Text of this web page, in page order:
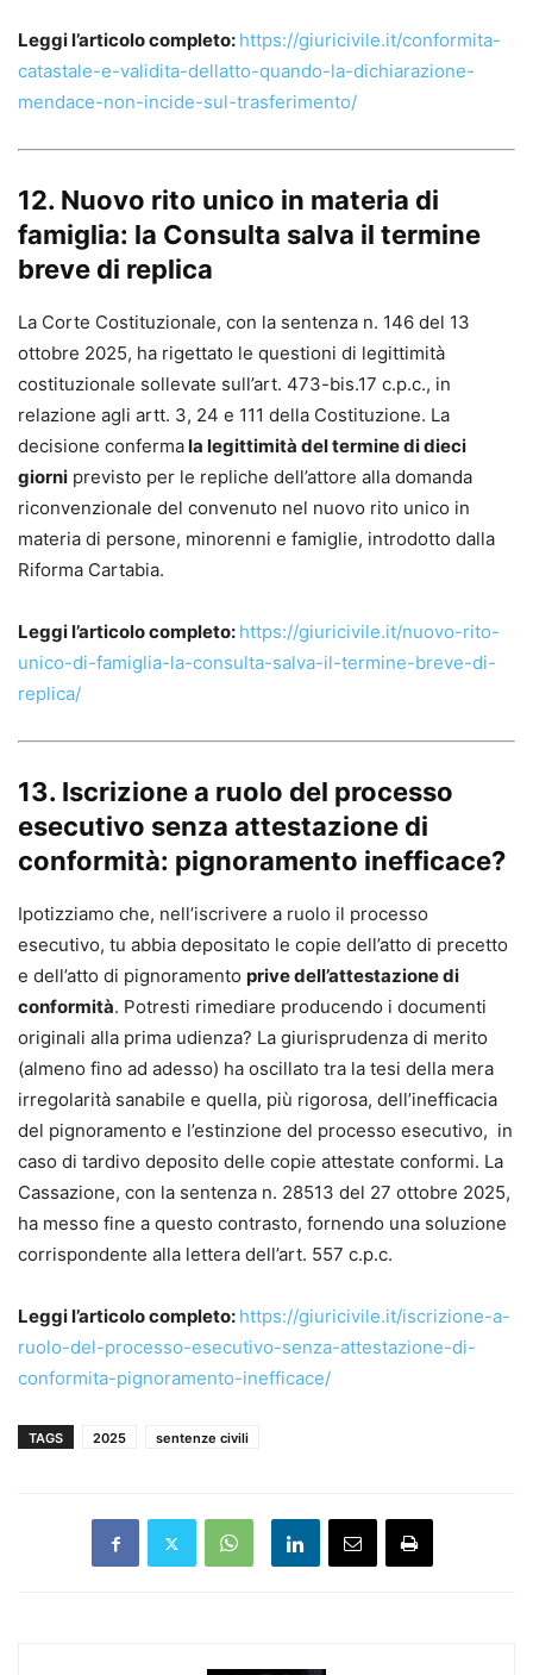
Leggi l’articolo completo: https://giuricivile.it/conformita-
catastale-e-validita-dellatto-quando-la-dichiarazione-
mendace-non-incide-sul-trasferimento/
12. Nuovo rito unico in materia di
famiglia: la Consulta salva il termine
breve di replica
La Corte Costituzionale, con la sentenza n. 146 del 13
ottobre 2025, ha rigettato le questioni di legittimità
costituzionale sollevate sull’art. 473-bis.17 c.p.c., in
relazione agli artt. 3, 24 e 111 della Costituzione. La
decisione confermala legittimità del termine di dieci
giorni previsto per le repliche dell’attore alla domanda
riconvenzionale del convenuto nel nuovo rito unico in
materia di persone, minorenni e famiglie, introdotto dalla
Riforma Cartabia.
Leggi l’articolo completo: https://giuricivile.it/nuovo-rito-
unico-di-famiglia-la-consulta-salva-il-termine-breve-di-
replica/
13. Iscrizione a ruolo del processo
esecutivo senza attestazione di
conformità: pignoramento inefficace?
Ipotizziamo che, nell’iscrivere a ruolo il processo
esecutivo, tu abbia depositato le copie dell’atto di precetto
e dell’atto di pignoramento prive dell’attestazione di
conformità. Potresti rimediare producendo i documenti
originali alla prima udienza? La giurisprudenza di merito
(almeno fino ad adesso) ha oscillato tra la tesi della mera
irregolarità sanabile e quella, più rigorosa, dell’inefficacia
del pignoramento e l’estinzione del processo esecutivo, in
caso di tardivo deposito delle copie attestate conformi. La
Cassazione, con la sentenza n. 28513 del 27 ottobre 2025,
ha messo fine a questo contrasto, fornendo una soluzione
corrispondente alla lettera dell’art. 557 c.p.c.
Leggi l’articolo completo: https://giuricivile.it/iscrizione-a-
ruolo-del-processo-esecutivo-senza-attestazione-di-
conformita-pignoramento-inefficace/
TAGS 2025 sentenze civili